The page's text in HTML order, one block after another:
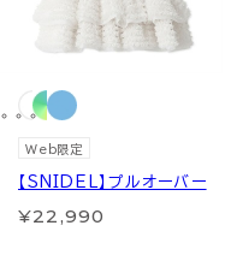
Web限定
【SNIDEL】プルオーバー
¥22,990